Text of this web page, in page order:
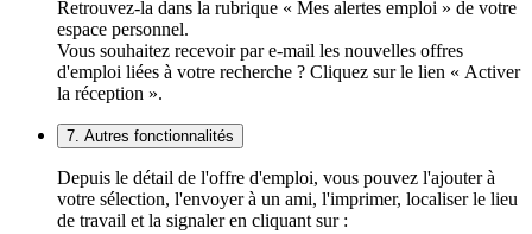
Retrouvez-la dans la rubrique « Mes alertes emploi » de votre
espace personnel.
Vous souhaitez recevoir par e-mail les nouvelles offres
d'emploi liées à votre recherche ? Cliquez sur le lien « Activer
la réception ».
7. Autres fonctionnalités
Depuis le détail de l'offre d'emploi, vous pouvez l'ajouter à
votre sélection, l'envoyer à un ami, l'imprimer, localiser le lieu
de travail et la signaler en cliquant sur :